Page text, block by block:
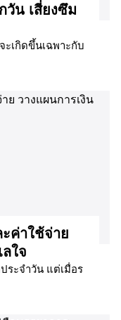
วัน เสี่ยงซึม
ะเกิดขึ้นเฉพาะกับ
ค่าใช้จ่าย
ใจ
ระจำวัน แต่เมื่อร